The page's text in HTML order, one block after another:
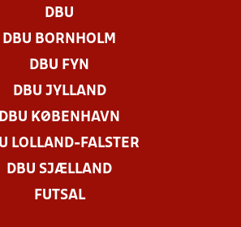
DBU
DBU BORNHOLM
DBU FYN
DBU JYLLAND
DBU KØBENHAVN
LOLLAND-FALSTER
DBU SJÆLLAND
FUTSAL